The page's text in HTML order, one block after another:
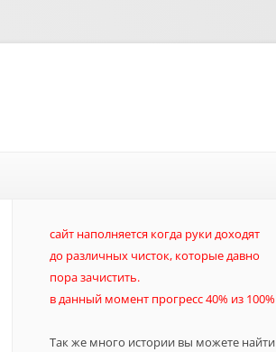
сайт наполняется когда руки доходят
до различных чисток, которые давно
пора зачистить.
в данный момент прогресс 40% из 100%
Так же много истории вы можете найти